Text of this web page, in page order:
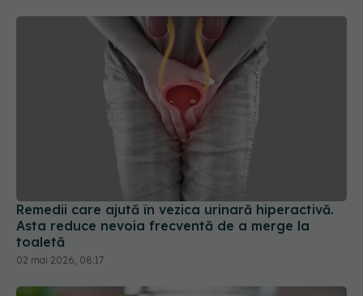
Remedii care ajută în vezica urinară hiperactivă.
Asta reduce nevoia frecventă de a merge la
toaletă
02 mai 2026, 08:17